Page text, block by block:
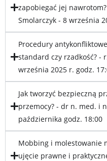
zapobiegać jej
Smolarczyk - 8 września
Procedury
standard czy rzadkość? -
września 2025 r. godz.
Jak tworzyć bezpieczną
przemocy? - dr n. med. i
października godz. 18:00
Mobbing i molestowanie
ujęcie prawne i